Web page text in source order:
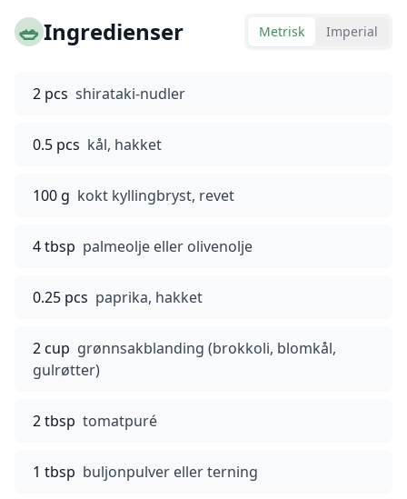
🥗Ingredienser Metrisk Imperial
2 pcs shirataki-nudler
0.5 pcs kål, hakket
100 g kokt kyllingbryst, revet
4 tbsp palmeolje eller olivenolje
0.25 pcs paprika, hakket
2 cup grønnsakblanding (brokkoli, blomkål,
gulrøtter)
2 tbsp tomatpuré
1 tbsp buljonpulver eller terning